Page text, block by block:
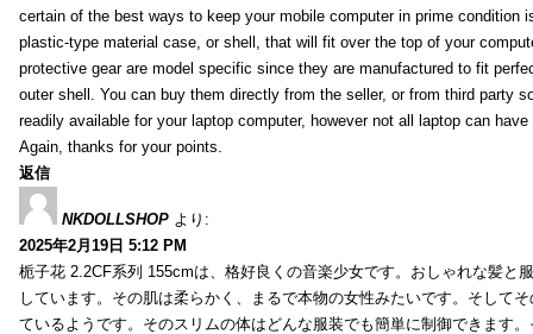
certain of the best ways to keep your mobile computer in prime condition
plastic-type material case, or shell, that will fit over the top of your
protective gear are model specific since they are manufactured to fit
outer shell. You can buy them directly from the seller, or from third party
readily available for your laptop computer, however not all laptop can
Again, thanks for your points.
返信
NKDOLLSHOP より:
2025年2月19日 5:12 PM
栀子花 2.2CF系列 155cmは、格好良くの音楽少女です。おしゃれな髪と
しています。その肌は柔らかく、まるで本物の女性みたいです。そして
ているようです。そのスリムの体はどんな服装でも簡単に制御できます